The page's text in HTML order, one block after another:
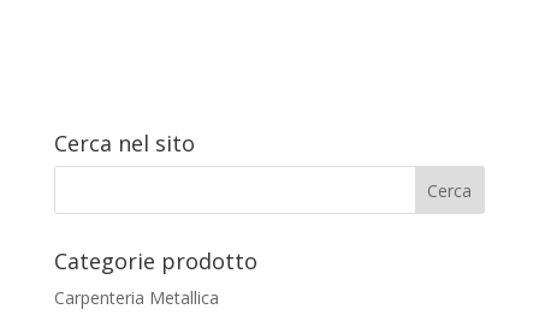
Cerca nel sito
Categorie prodotto
Carpenteria Metallica